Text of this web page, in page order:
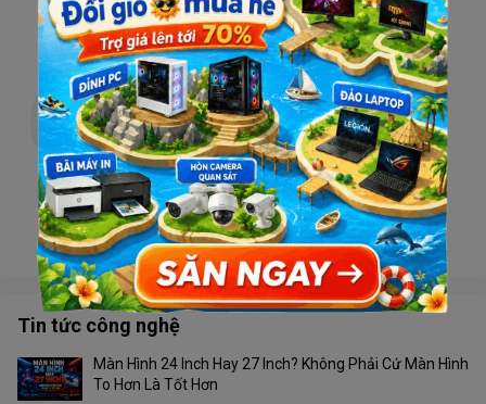
Camera TIANDY TC-H333N V4.2 Wifi
Liên hệ
Camera TIANDY TC-H332N V4.1 Wifi
Liên hệ
Camera Tiandy TC-H363U 4G
Liên hệ
Tin tức công nghệ
Màn Hình 24 Inch Hay 27 Inch? Không Phải Cứ Màn Hình
To Hơn Là Tốt Hơn